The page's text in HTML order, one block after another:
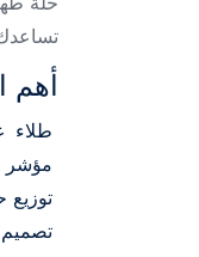
أهم
طلاء
مؤشر